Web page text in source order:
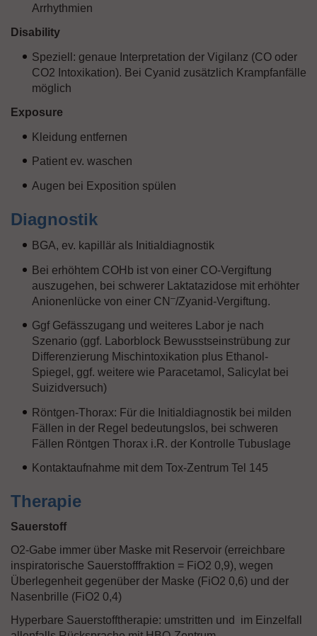
Arrhythmien
Disability
Speziell: genaue Interpretation der Vigilanz (CO oder
CO2 Intoxikation). Bei Cyanid zusätzlich Krampfanfälle
möglich
Exposure
Kleidung entfernen
Patient ev. waschen
Augen bei Exposition spülen
Diagnostik
BGA, ev. kapillär als Initialdiagnostik
Bei erhöhtem COHb ist von einer CO-Vergiftung
auszugehen, bei schwerer Laktatazidose mit erhöhter
Anionenlücke von einer CN –/Zyanid-Vergiftung.
Ggf Gefässzugang und weiteres Labor je nach
Szenario (ggf. Laborblock Bewusstseinstrübung zur
Differenzierung Mischintoxikation plus Ethanol-
Spiegel, ggf. weitere wie Paracetamol, Salicylat bei
Suizidversuch)
Röntgen-Thorax: Für die Initialdiagnostik bei milden
Fällen in der Regel bedeutungslos, bei schweren
Fällen Röntgen Thorax i.R. der Kontrolle Tubuslage
Kontaktaufnahme mit dem Tox-Zentrum Tel 145
Therapie
Sauerstoff
O2-Gabe immer über Maske mit Reservoir (erreichbare
inspiratorische Sauerstofffraktion = FiO2 0,9), wegen
Überlegenheit gegenüber der Maske (FiO2 0,6) und der
Nasenbrille (FiO2 0,4)
Hyperbare Sauerstofftherapie: umstritten und im Einzelfall